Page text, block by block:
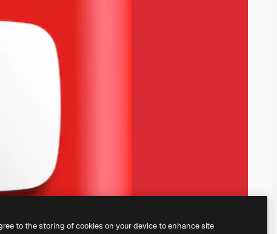
to the storing of cookies on your device to enhance site